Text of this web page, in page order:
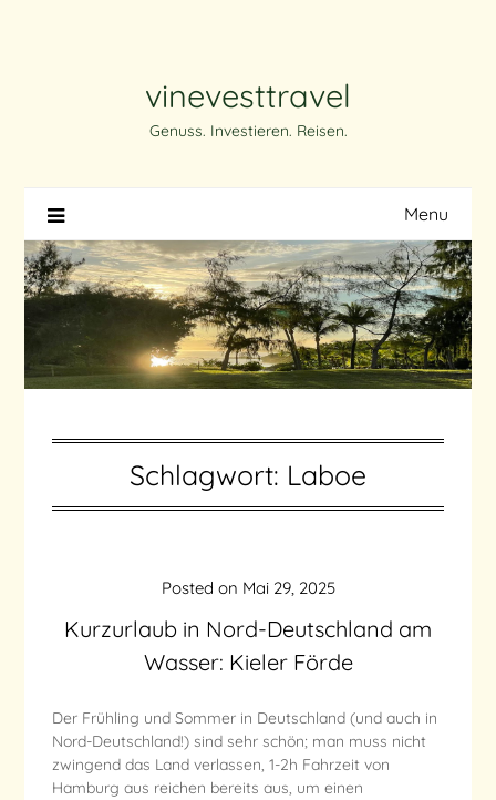
vinevesttravel
Genuss. Investieren. Reisen.
Menu
Schlagwort: Laboe
Kurzurlaub in Nord-Deutschland am
Wasser: Kieler Förde
Posted on Mai 29, 2025
Der Frühling und Sommer in Deutschland (und auch in
Nord-Deutschland!) sind sehr schön; man muss nicht
zwingend das Land verlassen, 1-2h Fahrzeit von
Hamburg aus reichen bereits aus, um einen